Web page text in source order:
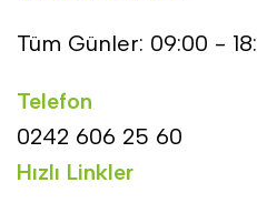
Tüm Günler: 09:00 -
Telefon
0242 606 25 60
Hızlı Linkler